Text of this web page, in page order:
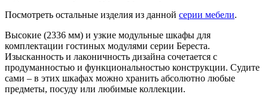
Посмотреть остальные изделия из данной серии мебели.
Высокие (2336 мм) и узкие модульные шкафы для
комплектации гостиных модулями серии Береста.
Изысканность и лаконичность дизайна сочетается с
продуманностью и функциональностью конструкции. Судите
сами – в этих шкафах можно хранить абсолютно любые
предметы, посуду или любимые коллекции.